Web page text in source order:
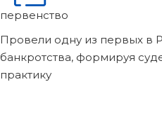
первенство
Провели одну из первых в
банкротства, формируя
практику